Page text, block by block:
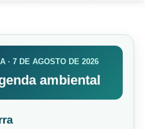
· 7 DE AGOSTO DE 2026
ambiental